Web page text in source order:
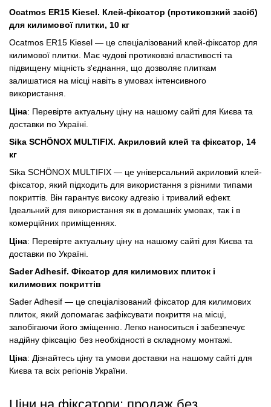
Ocatmos ER15 Kiesel. Клей-фіксатор (протиковзкий засіб)
для килимової плитки, 10 кг
Ocatmos ER15 Kiesel — це спеціалізований клей-фіксатор для
килимової плитки. Має чудові протиковзкі властивості та
підвищену міцність з'єднання, що дозволяє плиткам
залишатися на місці навіть в умовах інтенсивного
використання.
Ціна: Перевірте актуальну ціну на нашому сайті для Києва та
доставки по Україні.
Sika SCHÖNOX MULTIFIX. Акриловий клей та фіксатор, 14
кг
Sika SCHÖNOX MULTIFIX — це універсальний акриловий клей-
фіксатор, який підходить для використання з різними типами
покриттів. Він гарантує високу адгезію і тривалий ефект.
Ідеальний для використання як в домашніх умовах, так і в
комерційних приміщеннях.
Ціна: Перевірте актуальну ціну на нашому сайті для Києва та
доставки по Україні.
Sader Adhesif. Фіксатор для килимових плиток і
килимових покриттів
Sader Adhesif — це спеціалізований фіксатор для килимових
плиток, який допомагає зафіксувати покриття на місці,
запобігаючи його зміщенню. Легко наноситься і забезпечує
надійну фіксацію без необхідності в складному монтажі.
Ціна: Дізнайтесь ціну та умови доставки на нашому сайті для
Києва та всіх регіонів України.